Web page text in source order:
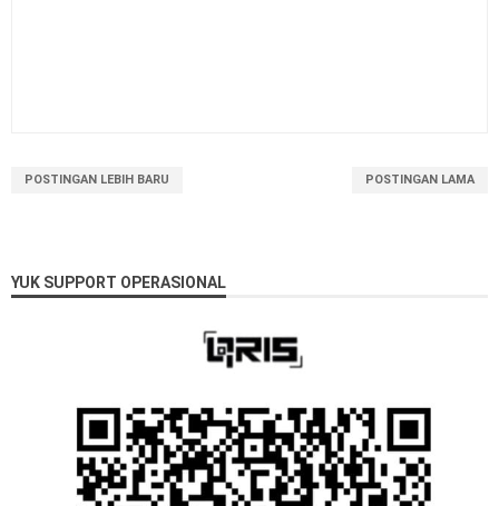
POSTINGAN LEBIH BARU POSTINGAN LAMA
YUK SUPPORT OPERASIONAL